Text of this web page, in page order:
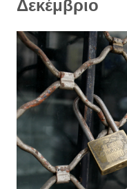
Δεκέμβριο